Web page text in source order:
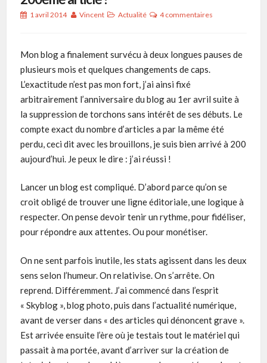
1 avril 2014 Vincent Actualité 4 commentaires
Mon blog a finalement survécu à deux longues pauses de
plusieurs mois et quelques changements de caps.
L’exactitude n’est pas mon fort, j’ai ainsi fixé
arbitrairement l’anniversaire du blog au 1er avril suite à
la suppression de torchons sans intérêt de ses débuts. Le
compte exact du nombre d’articles a par la même été
perdu, ceci dit avec les brouillons, je suis bien arrivé à 200
aujourd’hui. Je peux le dire : j’ai réussi !
Lancer un blog est compliqué. D’abord parce qu’on se
croit obligé de trouver une ligne éditoriale, une logique à
respecter. On pense devoir tenir un rythme, pour fidéliser,
pour répondre aux attentes. Ou pour monétiser.
On ne sent parfois inutile, les stats agissent dans les deux
sens selon l’humeur. On relativise. On s’arrête. On
reprend. Différemment. J’ai commencé dans l’esprit
« Skyblog », blog photo, puis dans l’actualité numérique,
avant de verser dans « des articles qui dénoncent grave ».
Est arrivée ensuite l’ère où je testais tout le matériel qui
passait à ma portée, avant d’arriver sur la création de